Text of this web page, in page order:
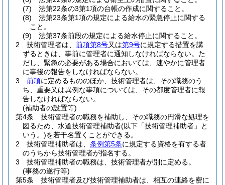
(7)
法第22条の3第1項の台帳の作成に関すること。
(8)
法第23条第1項の規定による給水の緊急停止に関する
こと。
(9)
法第37条前段の規定による給水停止に関すること。
2
技術管理者は、 前項第8号又は第9号に規定する措置を講
ずるときは、事前に管理者に通知しなければならない。 た
だし、緊急の必要がある場合においては、速やかに管理者
に事後の報告をしなければならない。
3
前項に定めるもののほか、技術管理者は、その職務のう
ち、重要又は異例な事項については、その都度管理者に報
告しなければならない。
(補助者の設置等)
第4条
技術管理者の職務を補助し、その職務の円滑な処理を
図るため、水道技術管理補助者(以下「技術管理補助者」と
いう。)を若干名置くことができる。
2
技術管理補助者は、 条例第5条に規定する資格を有する者
のうちから技術管理者が指名する。
3
技術管理補助者の職務は、技術管理者が別に定める。
(事務の遂行等)
第5条
技術管理者及び技術管理補助者は、相互の連絡を密に